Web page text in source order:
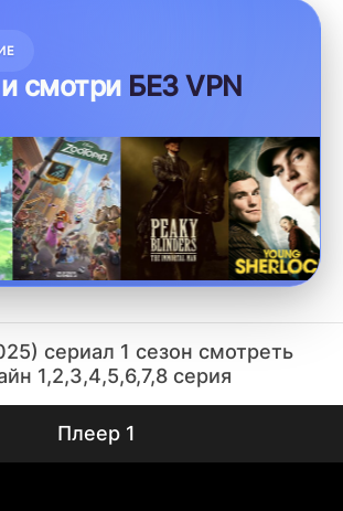
смотри БЕЗ VPN
сериал 1 сезон смотреть
1,2,3,4,5,6,7,8 серия
Плеер 1